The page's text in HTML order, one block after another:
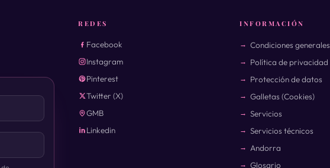
REDES
Facebook
Instagram
Pinterest
Twitter (X)
GMB
Linkedin
INFORMACIÓN
Condiciones generales
Política de privacidad
Protección de datos
Galletas (Cookies)
Servicios
Servicios técnicos
Andorra
Glosario